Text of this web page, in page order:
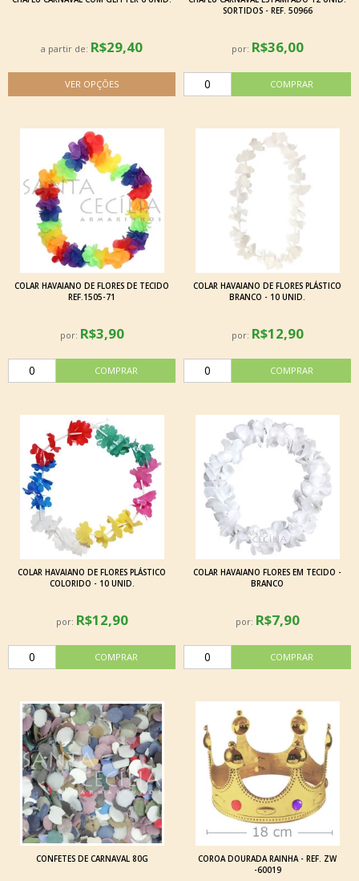
a partir de: R$29,40
SORTIDOS - REF. 50966
por: R$36,00
COLAR HAVAIANO DE FLORES DE TECIDO
REF.1505-71
por: R$3,90
COLAR HAVAIANO DE FLORES PLÁSTICO
BRANCO - 10 UNID.
por: R$12,90
COLAR HAVAIANO DE FLORES PLÁSTICO
COLORIDO - 10 UNID.
por: R$12,90
COLAR HAVAIANO FLORES EM TECIDO -
BRANCO
por: R$7,90
CONFETES DE CARNAVAL 80G
COROA DOURADA RAINHA - REF. ZW
-60019